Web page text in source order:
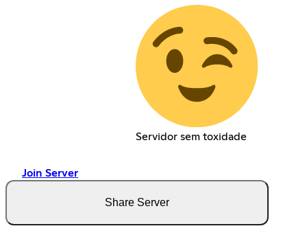
Servidor sem toxidade
Join Server
Share Server